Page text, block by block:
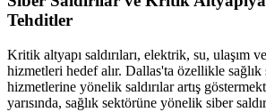
Tehditler
Kritik altyapı saldırıları, elektrik, su, ulaşım
hizmetleri hedef alır. Dallas'ta özellikle
hizmetlerine yönelik saldırılar artış
yarısında, sağlık sektörüne yönelik siber